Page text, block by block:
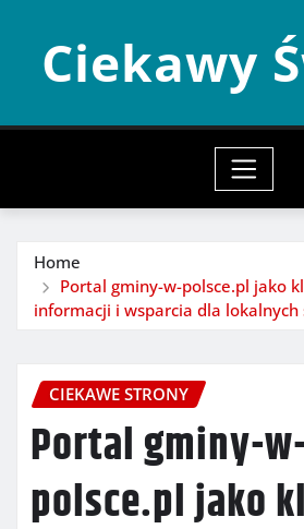
contentCiekawy
Home
Portal gminy-w-polsce.pl jako
informacji i wsparcia dla lokalnych
CIEKAWE STRONY
Portal gminy-w-
polsce.pl jako